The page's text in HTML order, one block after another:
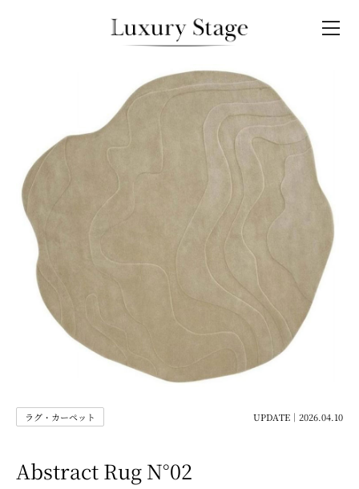
ラグ・カーペット UPDATE｜2026.04.10
Abstract Rug N°02